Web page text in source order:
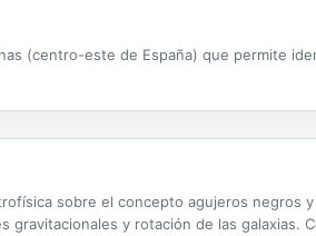
(centro-este de España) que permite
sobre el concepto agujeros negros
y rotación de las galaxias.